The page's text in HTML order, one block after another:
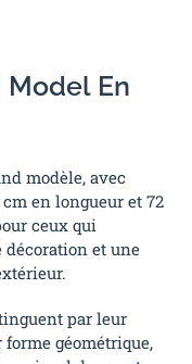
Model En
modèle, avec
en longueur et 72
ceux qui
et une
par leur
géométrique,